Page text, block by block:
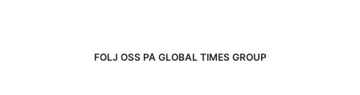
FÖLJ OSS PÅ GLOBAL TIMES GROUP